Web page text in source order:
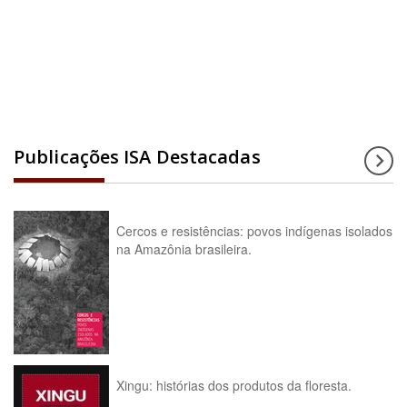
Publicações ISA Destacadas
Cercos e resistências: povos indígenas isolados
na Amazônia brasileira.
Xingu: histórias dos produtos da floresta.